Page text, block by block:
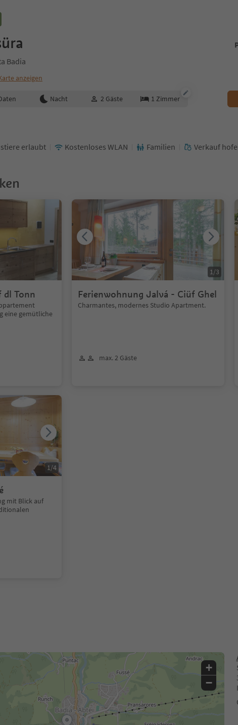
Badia
anzeigen
Nacht 2 Gäste 1 Zimmer
erlaubt Kostenloses WLAN Familien Verkauf
dl Tonn
eine gemütliche
Ferienwohnung Jalvá - Ciüf Ghel
Charmantes, modernes Studio Apartment.
max. 2 Gäste
1/3
mit Blick auf
1/4
+
−